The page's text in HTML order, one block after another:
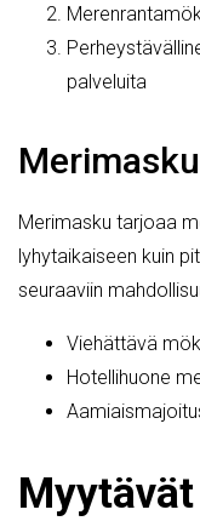
palveluita
Merimasku tarjoaa
lyhytaikaiseen kuin
seuraaviin
Viehättävä
Hotellihuone